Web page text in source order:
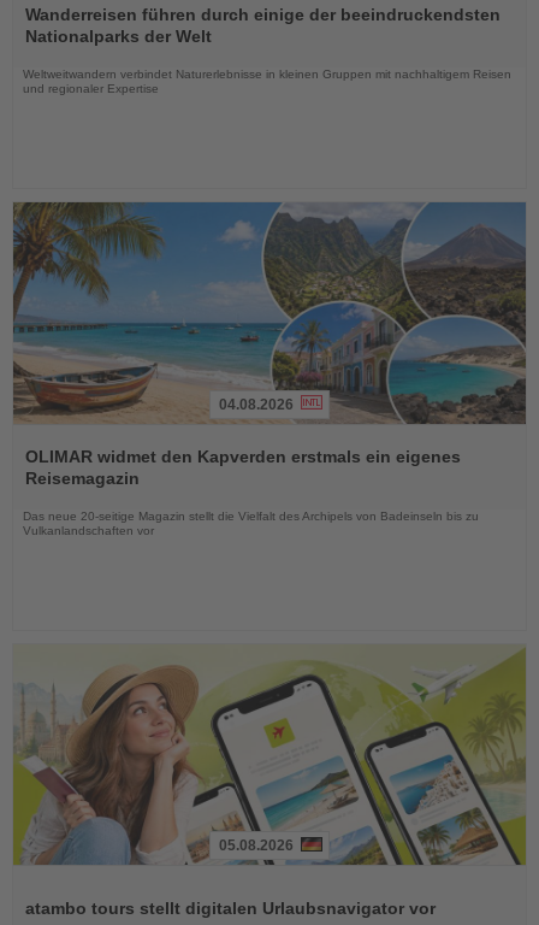
Sie
die
Nachrichten
Wanderreisen führen durch einige der beeindruckendsten
Nationalparks der Welt
Weltweitwandern verbindet Naturerlebnisse in kleinen Gruppen mit nachhaltigem Reisen
und regionaler Expertise
Sie
die
Nachrichten
04.08.2026
OLIMAR widmet den Kapverden erstmals ein eigenes
Reisemagazin
Das neue 20-seitige Magazin stellt die Vielfalt des Archipels von Badeinseln bis zu
Vulkanlandschaften vor
die
05.08.2026
atambo tours stellt digitalen Urlaubsnavigator vor